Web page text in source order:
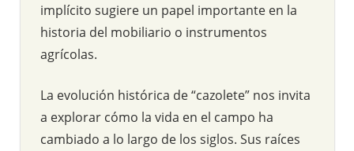
implícito sugiere un papel importante en la
historia del mobiliario o instrumentos
agrícolas.
La evolución histórica de “cazolete” nos invita
a explorar cómo la vida en el campo ha
cambiado a lo largo de los siglos. Sus raíces